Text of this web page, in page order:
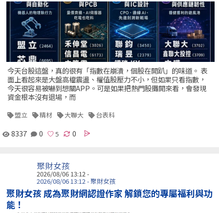
今天台股這盤，真的很有「指數在崩潰，個股在開趴」的味道。 表
面上看起來是大盤高檔震盪、權值股壓力不小，但如果只看指數，
今天很容易被嚇到想關APP。可是如果把熱門股攤開來看，會發現
資金根本沒有退場，而
盟立 精材 大聯大 台表科
8337 0 0
聚財女孩
2026/08/06 13:12 -
2026/08/06 13:12 - 聚財女孩
聚財女孩 成為聚財網認證作家 解鎖您的專屬福利與功
能！